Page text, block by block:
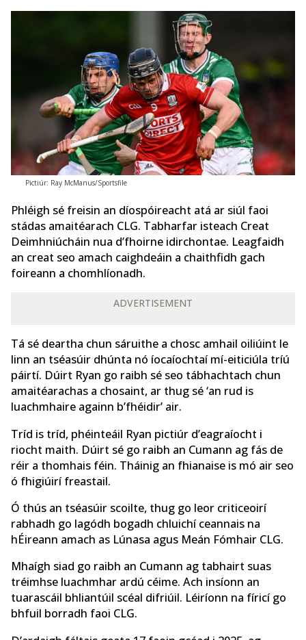
Pictiúr: Ray McManus/Sportsfile
Phléigh sé freisin an díospóireacht atá ar siúl faoi
stádas amaitéarach CLG. Tabharfar isteach Creat
Deimhniúcháin nua d’fhoirne idirchontae. Leagfaidh
an creat seo amach caighdeáin a chaithfidh gach
foireann a chomhlíonadh.
ADVERTISEMENT
Tá sé deartha chun sáruithe a chosc amhail oiliúint le
linn an tséasúir dhúnta nó íocaíochtaí mí-eiticiúla tríú
páirtí. Dúirt Ryan go raibh sé seo tábhachtach chun
amaitéarachas a chosaint, ar thug sé ‘an rud is
luachmhaire againn b’fhéidir’ air.
Tríd is tríd, phéinteáil Ryan pictiúr d’eagraíocht i
riocht maith. Dúirt sé go raibh an Cumann ag fás de
réir a thomhais féin. Tháinig an fhianaise is mó air seo
ó fhigiúirí freastail.
Ó thús an tséasúir scoilte, thug go leor criticeoirí
rabhadh go lagódh bogadh chluichí ceannais na
hÉireann amach as Lúnasa agus Meán Fómhair CLG.
Mhaígh siad go raibh an Cumann ag tabhairt suas
tréimhse luachmhar ardú céime. Ach insíonn an
tuarascáil bhliantúil scéal difriúil. Léiríonn na fíricí go
bhfuil borradh faoi CLG.